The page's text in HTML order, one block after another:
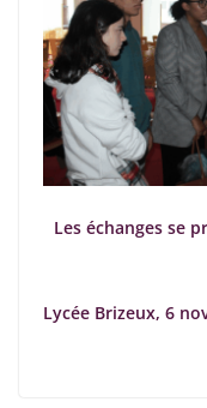
Les échanges se
Lycée Brizeux, 6